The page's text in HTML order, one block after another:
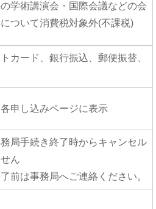
学術講演会・国際会議などの会
ついて消費税対象外(不課税)
カード、銀行振込、郵便振替、
申し込みページに表示
局手続き終了時からキャンセル
ん
前は事務局へご連絡ください。